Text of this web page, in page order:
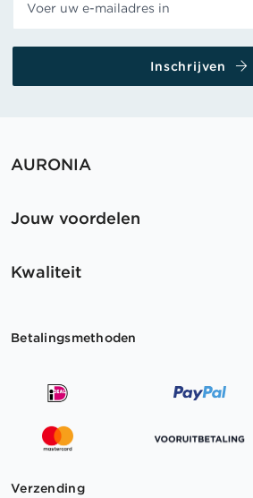
Inschrijven
AURONIA
Jouw voordelen
Kwaliteit
Betalingsmethoden
Verzending